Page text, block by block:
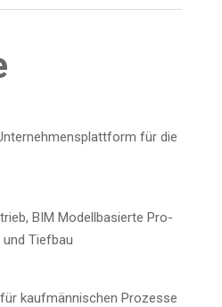
für die
BIM Modell­ba­sier­te Pro­
Tiefbau
kauf­män­ni­schen Pro­zes­se